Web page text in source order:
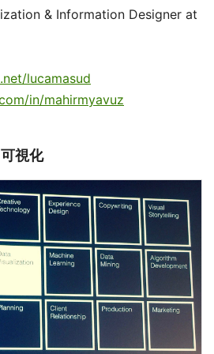
& Information Designer at
lucamasud
in/mahirmyavuz
視化